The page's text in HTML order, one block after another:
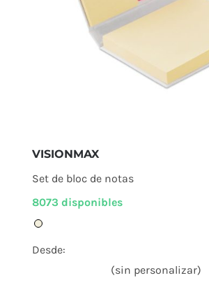
VISIONMAX
Set de bloc de notas
8073 disponibles
Desde:
(sin personalizar)